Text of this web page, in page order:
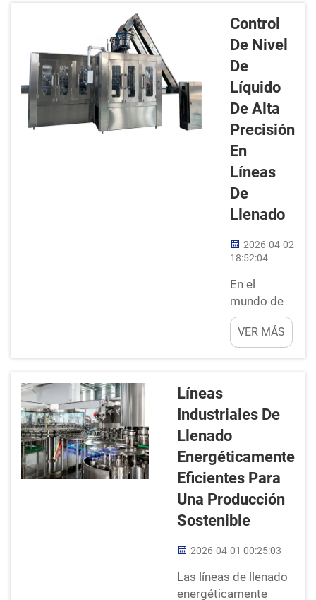
efervescente, es
posible observar
muchas burbujas.
Estas burbujas, en
ocasiones, dificultan
el llenado de botellas
o latas. Un exceso de
espuma puede
provocar derrames, lo
cual afecta
negativamente la
Control
De Nivel
De
Líquido
De Alta
Precisión
En
Líneas
De
Llenado
2026-04-02
18:52:04
En el
mundo de
las líneas
de llenado,
el control
muy
importante.
Piense en
una fábrica
donde se
llenan
bebidas o
químicos en
botellas o
envases. Si
VER MÁS
Líneas
Industriales De
Llenado
Energéticamente
Eficientes Para
Una Producción
Sostenible
2026-04-01 00:25:03
Las líneas de llenado
energéticamente